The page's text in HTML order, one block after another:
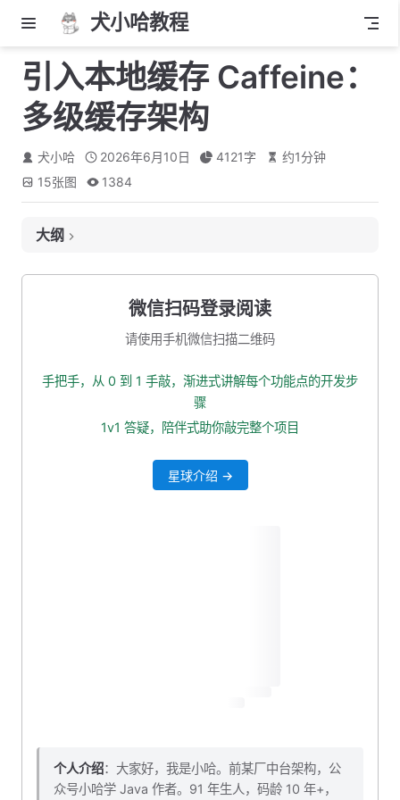
犬小哈教程
引入本地缓存 Caffeine：
多级缓存架构
犬小哈 2026年6月10日 4121字 约1分钟
15张图 1384
大纲
本地缓存 vs 分布式缓存
为什么选 Caffeine？
多级缓存架构
第一步：添加 Caffeine 依赖
微信扫码登录阅读
请使用手机微信扫描二维码
手把手，从 0 到 1 手敲，渐进式讲解每个功能点的开发步
骤
1v1 答疑，陪伴式助你敲完整个项目
星球介绍 →
个人介绍：大家好，我是小哈。前某厂中台架构，公
众号小哈学 Java 作者。91 年生人，码龄 10 年+，